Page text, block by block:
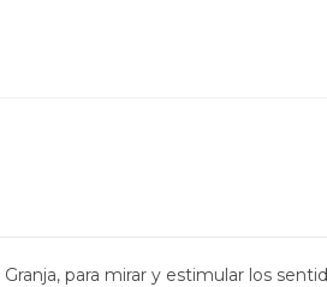
para mirar y estimular los